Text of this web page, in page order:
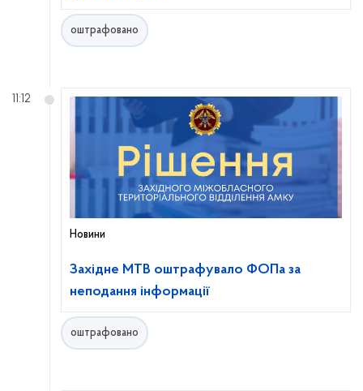
оштрафовано
Новини
Західне МТВ оштрафувало ФОПа за
неподання інформації
11:12
оштрафовано